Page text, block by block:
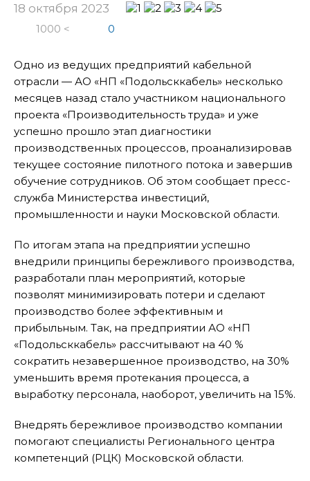
18 октября 2023
1000 < 0
Одно из ведущих предприятий кабельной
отрасли — АО «НП «Подольсккабель» несколько
месяцев назад стало участником национального
проекта «Производительность труда» и уже
успешно прошло этап диагностики
производственных процессов, проанализировав
текущее состояние пилотного потока и завершив
обучение сотрудников. Об этом сообщает пресс-
служба Министерства инвестиций,
промышленности и науки Московской области.
По итогам этапа на предприятии успешно
внедрили принципы бережливого производства,
разработали план мероприятий, которые
позволят минимизировать потери и сделают
производство более эффективным и
прибыльным. Так, на предприятии АО «НП
«Подольсккабель» рассчитывают на 40 %
сократить незавершенное производство, на 30%
уменьшить время протекания процесса, а
выработку персонала, наоборот, увеличить на 15%.
Внедрять бережливое производство компании
помогают специалисты Регионального центра
компетенций (РЦК) Московской области.